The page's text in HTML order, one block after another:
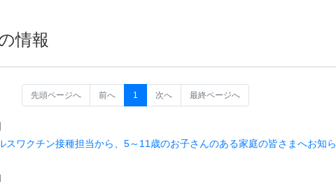
情報
先頭ページへ 前へ 1 次へ 最終ページへ
スワクチン接種担当から、5～11歳のお子さんのある家庭の皆さまへお知ら